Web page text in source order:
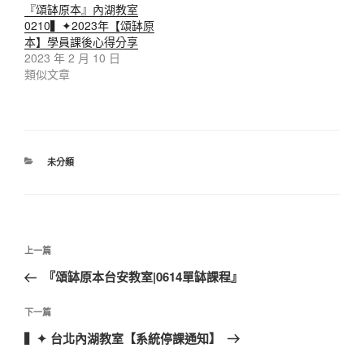
『頌缽原本』內湖教室
0210▍✦2023年【頌缽原
本】學員課後心得分享
2023 年 2 月 10 日
類似文章
分
未分類
文
導
覽
上
一
文
章
上一篇
『頌缽原本台安教室|0614單缽課程』
下
一
下一篇
▍✦ 台北內湖教室【系統停課通知】